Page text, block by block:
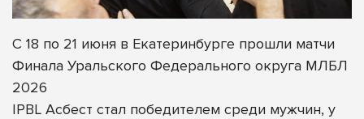
С 18 по 21 июня в Екатеринбурге прошли матчи
Финала Уральского Федерального округа МЛБЛ
2026
IPBL Асбест стал победителем среди мужчин, у